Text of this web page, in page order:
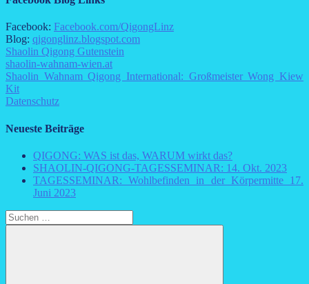
Facebook: Facebook.com/QigongLinz
Blog: qigonglinz.blogspot.com
Shaolin Qigong Gutenstein
shaolin-wahnam-wien.at
Shaolin Wahnam Qigong International: Großmeister Wong Kiew
Kit
Datenschutz
Neueste Beiträge
QIGONG: WAS ist das, WARUM wirkt das?
SHAOLIN-QIGONG-TAGESSEMINAR: 14. Okt. 2023
TAGESSEMINAR: Wohlbefinden in der Körpermitte 17.
Juni 2023
Suchen
nach: